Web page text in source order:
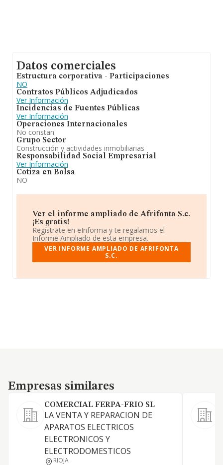
Datos comerciales
Estructura corporativa - Participaciones
NO
Contratos Públicos Adjudicados
Ver Información
Incidencias de Fuentes Públicas
Ver Información
Operaciones Internacionales
No constan
Grupo Sector
Construcción y actividades inmobiliarias
Responsabilidad Social Empresarial
Ver Información
Cotiza en Bolsa
NO
Ver el informe ampliado de Afrifonta S.c.
¡Es gratis!
Regístrate en eInforma y te regalamos el
Informe Ampliado de esta empresa.
VER INFORME AMPLIADO DE AFRIFONTA
S.C.
Empresas similares
Empresas similares
COMERCIAL FERPA-FRIO SL
LA VENTA Y REPARACION DE
APARATOS ELECTRICOS
ELECTRONICOS Y
ELECTRODOMESTICOS
RIOJA